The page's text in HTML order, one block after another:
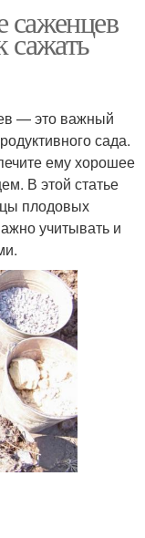
саженцев
сажать
— это важный
сада.
ему хорошее
В этой статье
плодовых
учитывать и